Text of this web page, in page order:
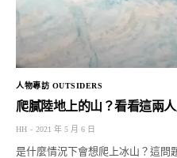
人物專訪 OUTSIDERS
爬膩陸地上的山？看看這兩
HH 2021 年 5 月 6 日
是什麼情況下會想爬上冰山？這問